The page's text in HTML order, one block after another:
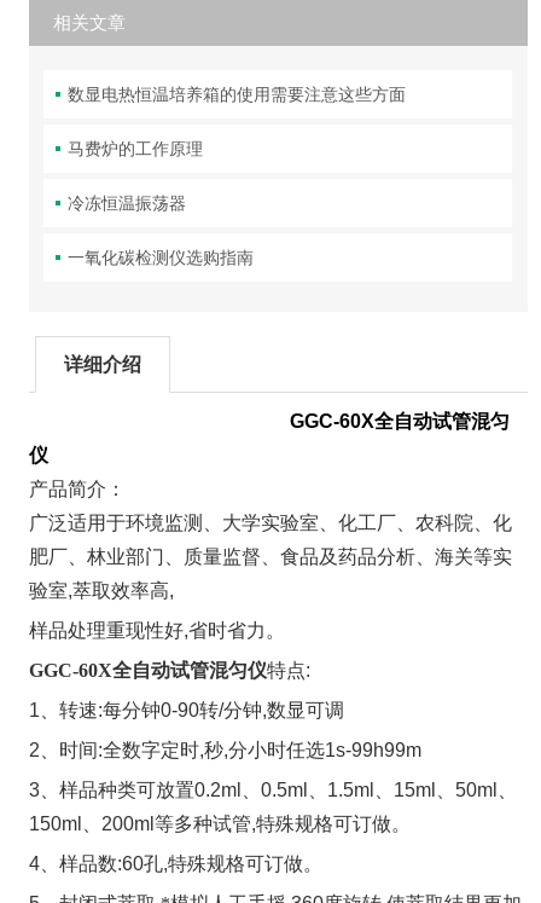
相关文章
数显电热恒温培养箱的使用需要注意这些方面
马费炉的工作原理
冷冻恒温振荡器
一氧化碳检测仪选购指南
详细介绍
GGC-60X全自动试管混匀
仪
产品简介：
广泛适用于环境监测、大学实验室、化工厂、农科院、化
肥厂、林业部门、质量监督、食品及药品分析、海关等实
验室,萃取效率高,
样品处理重现性好,省时省力。
GGC-60X全自动试管混匀仪特点:
1 、转速:每分钟0-90转/分钟,数显可调
2 、时间:全数字定时,秒,分小时任选1s-99h99m
3、样品种类可放置0.2ml 0.5ml 1.5ml 15ml 50ml
150ml
200ml 等多种试管,特殊规格可订做。
4、样品数:60孔,特殊规格可订做。